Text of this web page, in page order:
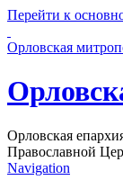
Перейти к
Орловская
Орловская
Православной
Navigation